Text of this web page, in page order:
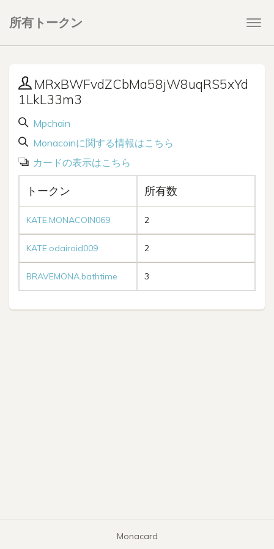
所有トークン
MRxBWFvdZCbMa58jW8uqRS5xYd
1LkL33m3
Mpchain
Monacoinに関する情報はこちら
カードの表示はこちら
トークン 所有数
KATE.MONACOIN069 2
KATE.odairoid009 2
BRAVEMONA.bathtime 3
Monacard